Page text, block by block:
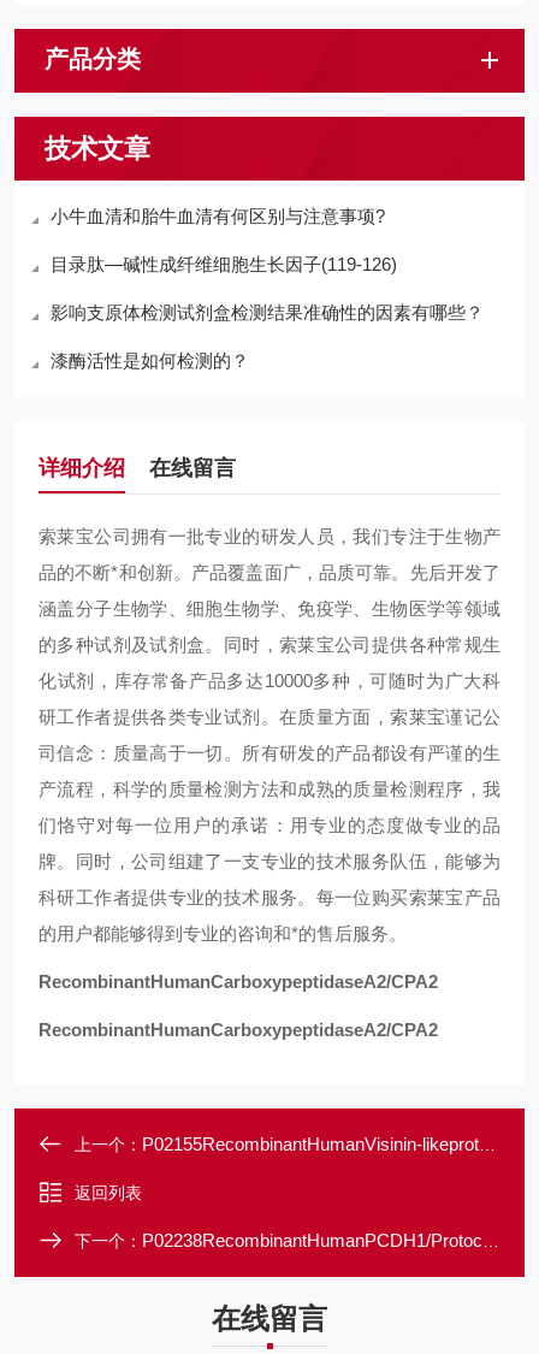
产品分类
技术文章
小牛血清和胎牛血清有何区别与注意事项?
目录肽—碱性成纤维细胞生长因子(119-126)
影响支原体检测试剂盒检测结果准确性的因素有哪些？
漆酶活性是如何检测的？
详细介绍 在线留言
索莱宝公司拥有一批专业的研发人员，我们专注于生物产
品的不断*和创新。产品覆盖面广，品质可靠。先后开发了
涵盖分子生物学、细胞生物学、免疫学、生物医学等领域
的多种试剂及试剂盒。同时，索莱宝公司提供各种常规生
化试剂，库存常备产品多达10000多种，可随时为广大科
研工作者提供各类专业试剂。在质量方面，索莱宝谨记公
司信念：质量高于一切。所有研发的产品都设有严谨的生
产流程，科学的质量检测方法和成熟的质量检测程序，我
们恪守对每一位用户的承诺：用专业的态度做专业的品
牌。同时，公司组建了一支专业的技术服务队伍，能够为
科研工作者提供专业的技术服务。每一位购买索莱宝产品
的用户都能够得到专业的咨询和*的售后服务。
RecombinantHumanCarboxypeptidaseA2/CPA2
RecombinantHumanCarboxypeptidaseA2/CPA2
上一个： P02155RecombinantHumanVisinin-likeprotein1/HLP3/VSNL1
返回列表
下一个： P02238RecombinantHumanPCDH1/Protocadherin-1
在线留言